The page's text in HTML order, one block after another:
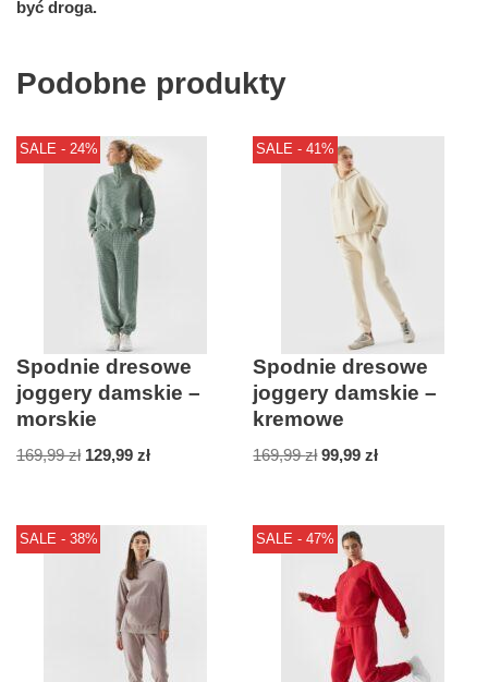
być droga.
Podobne produkty
SALE - 24%
Spodnie dresowe
joggery damskie –
morskie
169,99zł 129,99 zł
SALE - 41%
Spodnie dresowe
joggery damskie –
kremowe
169,99zł 99,99zł
SALE - 38% SALE - 47%